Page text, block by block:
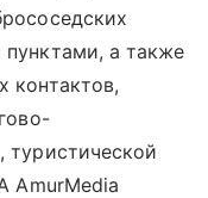
а также
контактов,
AmurMedia